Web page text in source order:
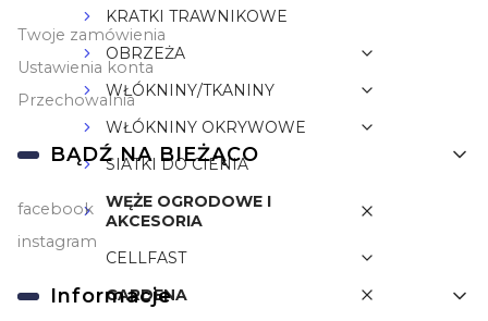
KRATKI TRAWNIKOWE
OBRZEŻA
WŁÓKNINY/TKANINY
WŁÓKNINY OKRYWOWE
SIATKI DO CIENIA
WĘŻE OGRODOWE I
AKCESORIA
CELLFAST
GARDENA
Twoje zamówienia
Ustawienia konta
Przechowalnia
BĄDŹ NA BIEŻĄCO
facebook
instagram
Informacje